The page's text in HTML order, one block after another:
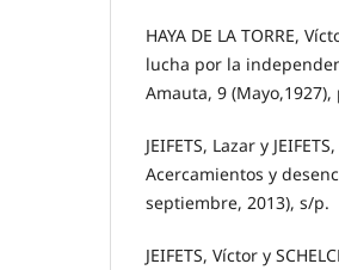
HAYA DE LA TORRE,
lucha por la
Amauta, 9 (Mayo,1927),
JEIFETS, Lazar y
Acercamientos y
septiembre, 2013), s/p.
JEIFETS, Víctor y